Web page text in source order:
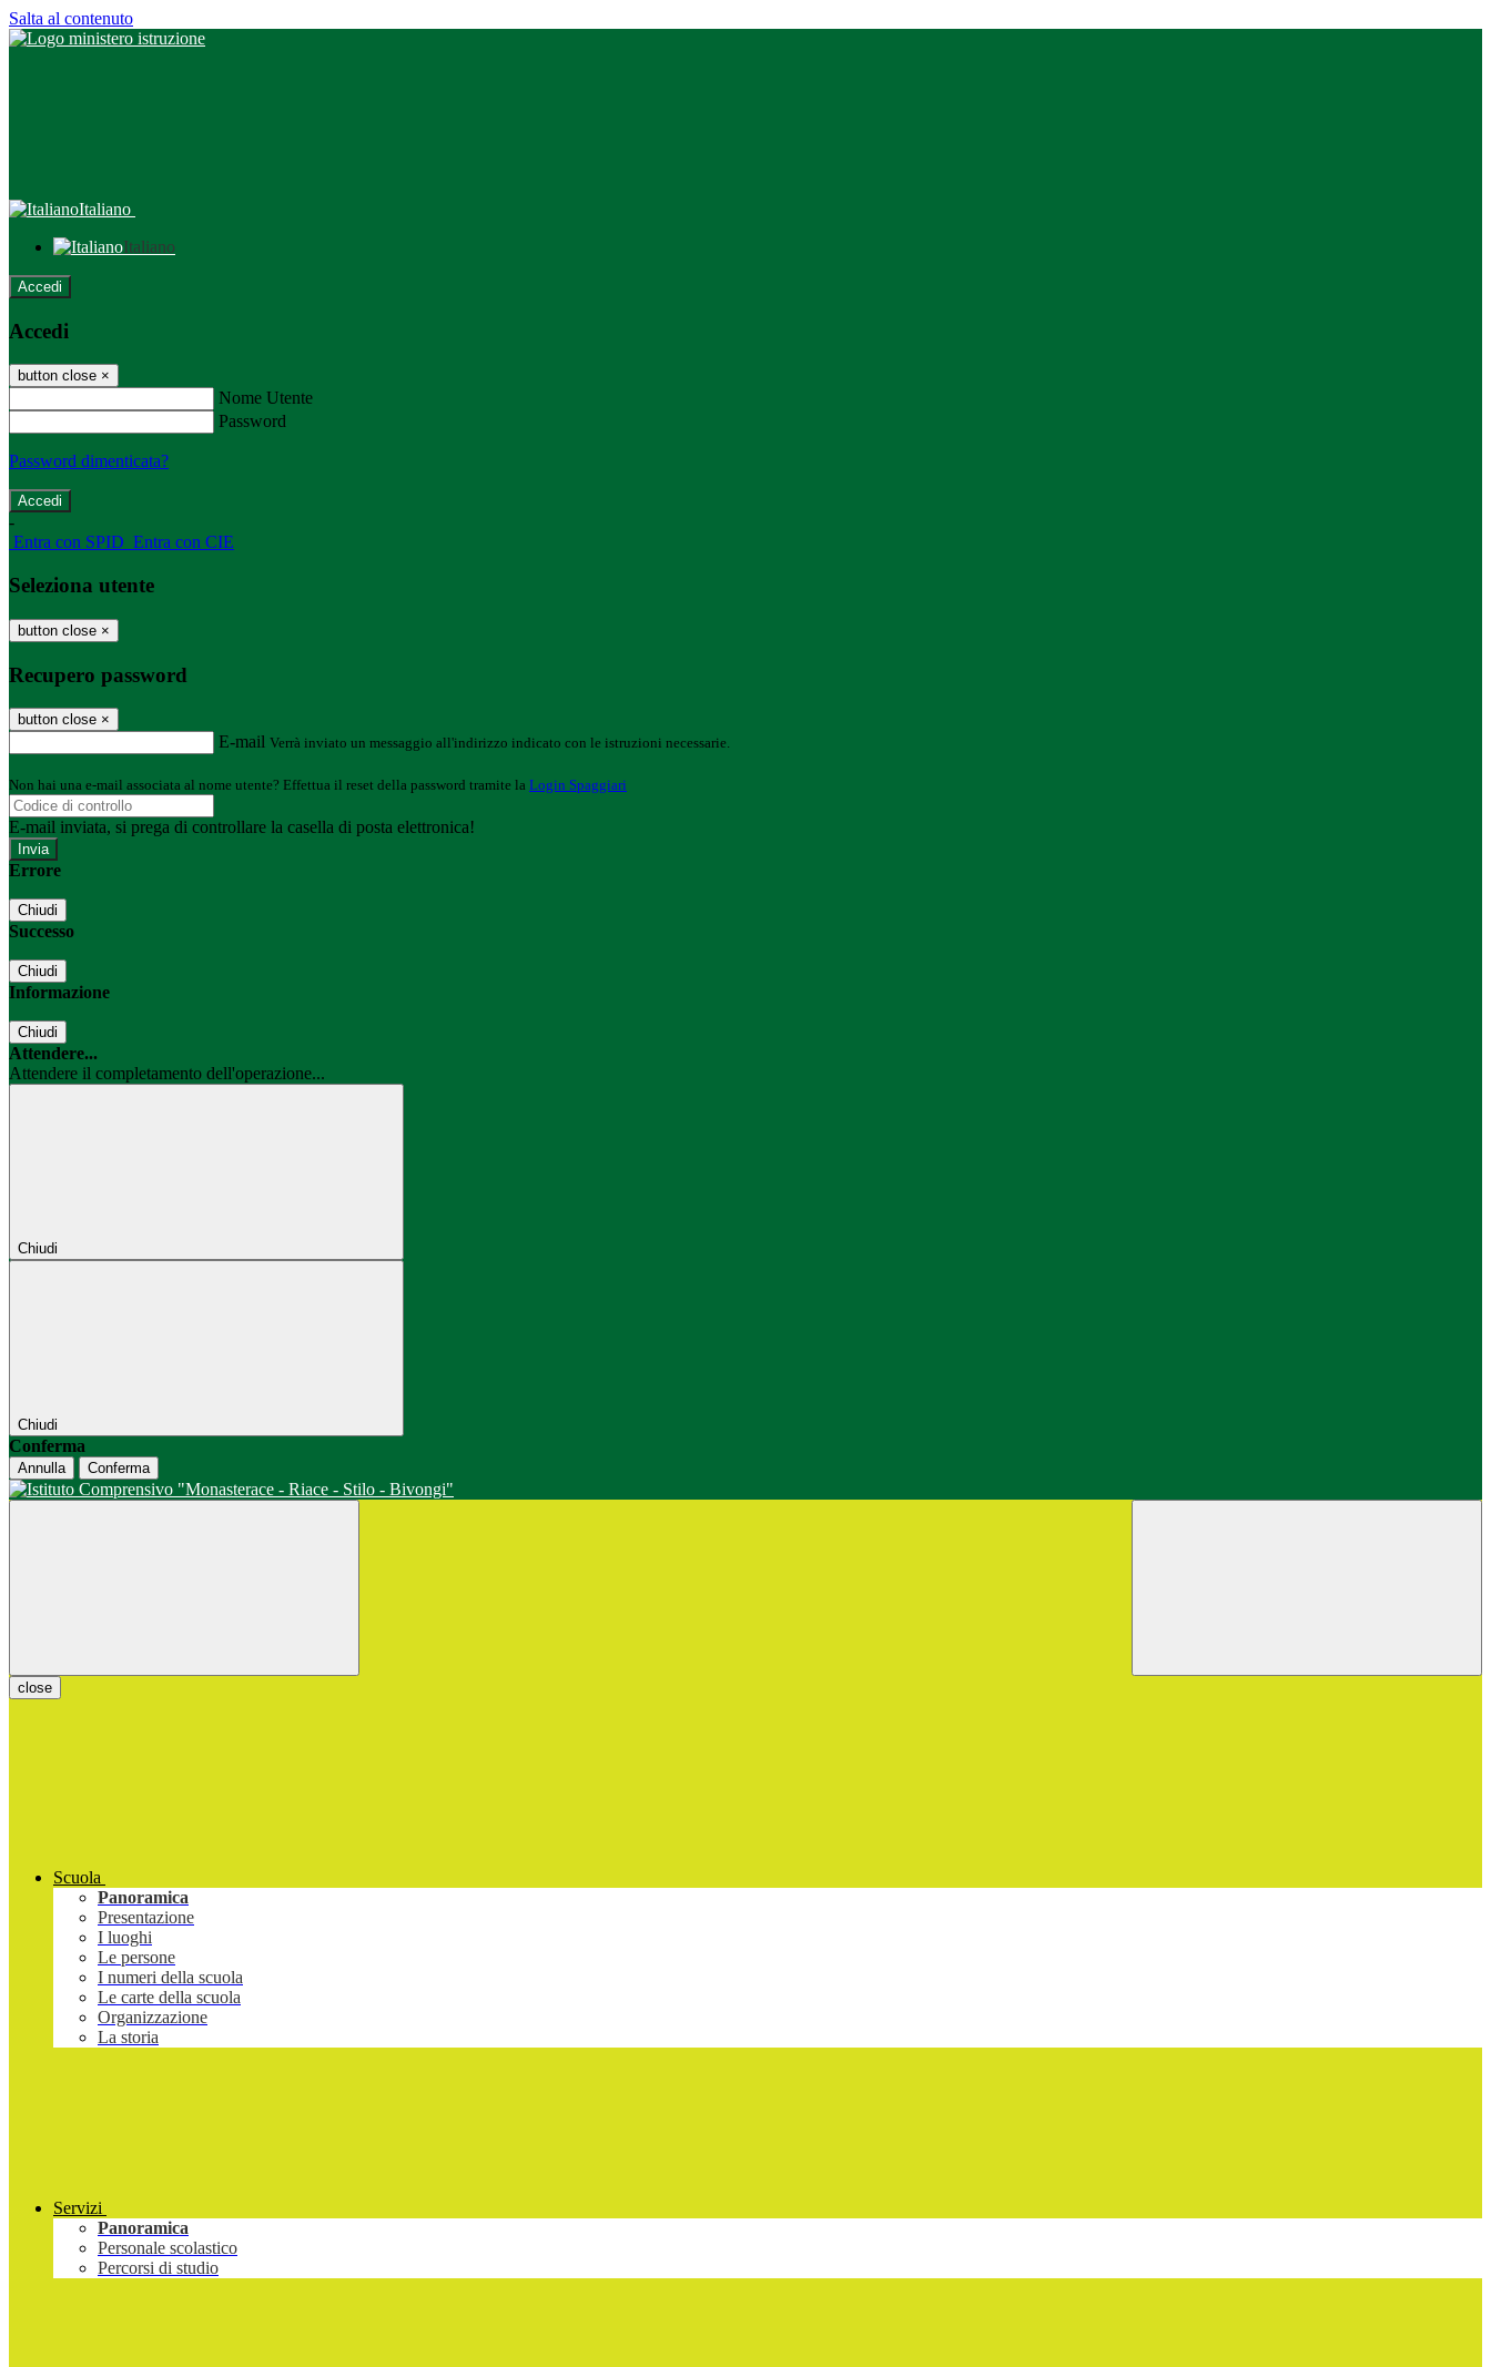
Salta al contenuto
Italiano
Italiano
Accedi
Accedi
button close ×
Nome Utente
Password
Password dimenticata?
-
Entra con SPID Entra con CIE
Seleziona utente
button close ×
Recupero password
button close ×
E-mail Verrà inviato un messaggio all'indirizzo indicato con le istruzioni necessarie.
Non hai una e-mail associata al nome utente? Effettua il reset della password tramite la Login Spaggiari
E-mail inviata, si prega di controllare la casella di posta elettronica!
Errore
Chiudi
Successo
Chiudi
Informazione
Chiudi
Attendere...
Attendere il completamento dell'operazione...
Chiudi
Chiudi
Conferma
Annulla Conferma
close
Scuola
Panoramica
Presentazione
I luoghi
Le persone
I numeri della scuola
Le carte della scuola
Organizzazione
La storia
Servizi
Panoramica
Personale scolastico
Percorsi di studio